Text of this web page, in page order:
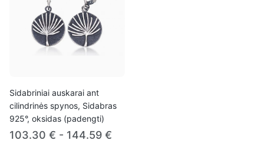
Sidabriniai auskarai ant
cilindrinės spynos, Sidabras
925°, oksidas (padengti)
103.30 € - 144.59 €